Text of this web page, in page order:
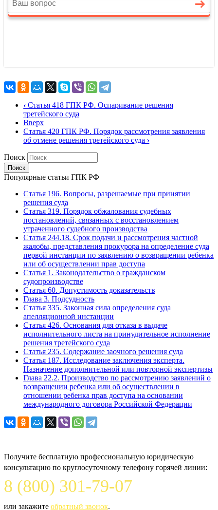
‹ Статья 418 ГПК РФ. Оспаривание решения
третейского суда
Вверх
Статья 420 ГПК РФ. Порядок рассмотрения заявления
об отмене решения третейского суда ›
Поиск
Популярные статьи ГПК РФ
Статья 196. Вопросы, разрешаемые при принятии
решения суда
Статья 319. Порядок обжалования судебных
постановлений, связанных с восстановлением
утраченного судебного производства
Статья 244.18. Срок подачи и рассмотрения частной
жалобы, представления прокурора на определение суда
первой инстанции по заявлению о возвращении ребенка
или об осуществлении прав доступа
Статья 1. Законодательство о гражданском
судопроизводстве
Статья 60. Допустимость доказательств
Глава 3. Подсудность
Статья 335. Законная сила определения суда
апелляционной инстанции
Статья 426. Основания для отказа в выдаче
исполнительного листа на принудительное исполнение
решения третейского суда
Статья 235. Содержание заочного решения суда
Статья 187. Исследование заключения эксперта.
Назначение дополнительной или повторной экспертизы
Глава 22.2. Производство по рассмотрению заявлений о
возвращении ребенка или об осуществлении в
отношении ребенка прав доступа на основании
международного договора Российской Федерации
Получите бесплатную профессиональную юридическую
консультацию по круглосуточному телефону горячей линии:
8 (800) 301-79-07
или закажите обратный звонок.